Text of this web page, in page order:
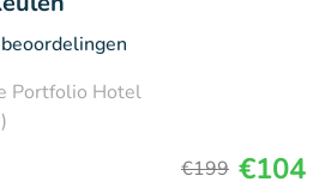
Portfolio Hotel
€199 €104